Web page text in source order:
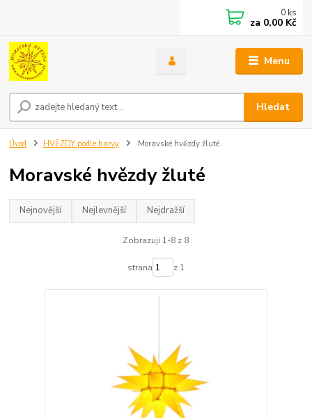
Menu
Hledat
0 ks
za 0,00 Kč
Úvod HVĚZDY podle barvy Moravské hvězdy žluté
Moravské hvězdy žluté
Nejnovější Nejlevnější Nejdražší
Zobrazuji 1-8 z 8
strana z 1